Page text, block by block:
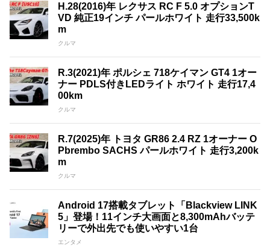
H.28(2016)年 レクサス RC F 5.0 オプションT
VD 純正19インチ パールホワイト 走行33,500k
m
クルマ
R.3(2021)年 ポルシェ 718ケイマン GT4 1オー
ナー PDLS付きLEDライト ホワイト 走行17,4
00km
クルマ
R.7(2025)年 トヨタ GR86 2.4 RZ 1オーナー O
Pbrembo SACHS パールホワイト 走行3,200k
m
クルマ
Android 17搭載タブレット「Blackview LINK
5」登場！11インチ大画面と8,300mAhバッテ
リーで外出先でも使いやすい1台
エンタメ